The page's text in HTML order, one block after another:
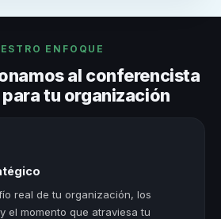
ENFOQUE
al conferencista
tu organización
real de tu organización, los
el momento que atraviesa tu